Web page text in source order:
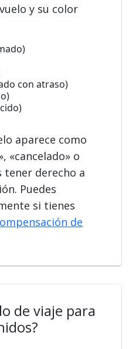
y su color
con atraso)
aparece como
«cancelado» o
tener derecho a
Puedes
si tienes
de
de viaje para